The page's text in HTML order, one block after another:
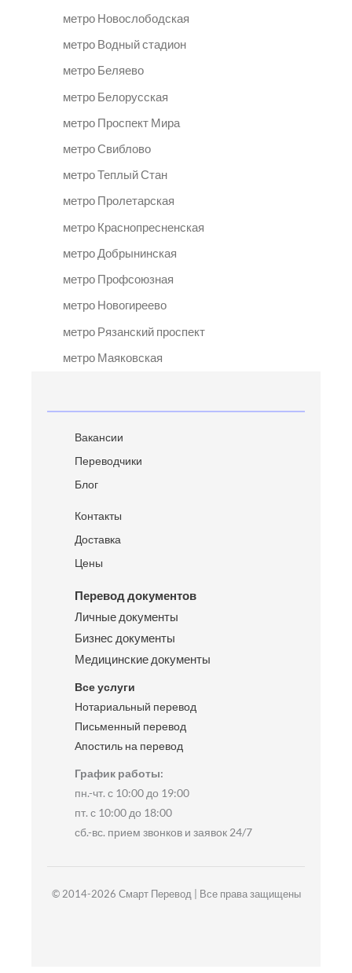
метро Новослободская
метро Водный стадион
метро Беляево
метро Белорусская
метро Проспект Мира
метро Свиблово
метро Теплый Стан
метро Пролетарская
метро Краснопресненская
метро Добрынинская
метро Профсоюзная
метро Новогиреево
метро Рязанский проспект
метро Маяковская
Вакансии
Переводчики
Блог
Контакты
Доставка
Цены
Перевод документов
Личные документы
Бизнес документы
Медицинские документы
Все услуги
Нотариальный перевод
Письменный перевод
Апостиль на перевод
График работы:
пн.-чт. с 10:00 до 19:00
пт. с 10:00 до 18:00
сб.-вс. прием звонков и заявок 24/7
© 2014-2026 Смарт Перевод | Все права защищены